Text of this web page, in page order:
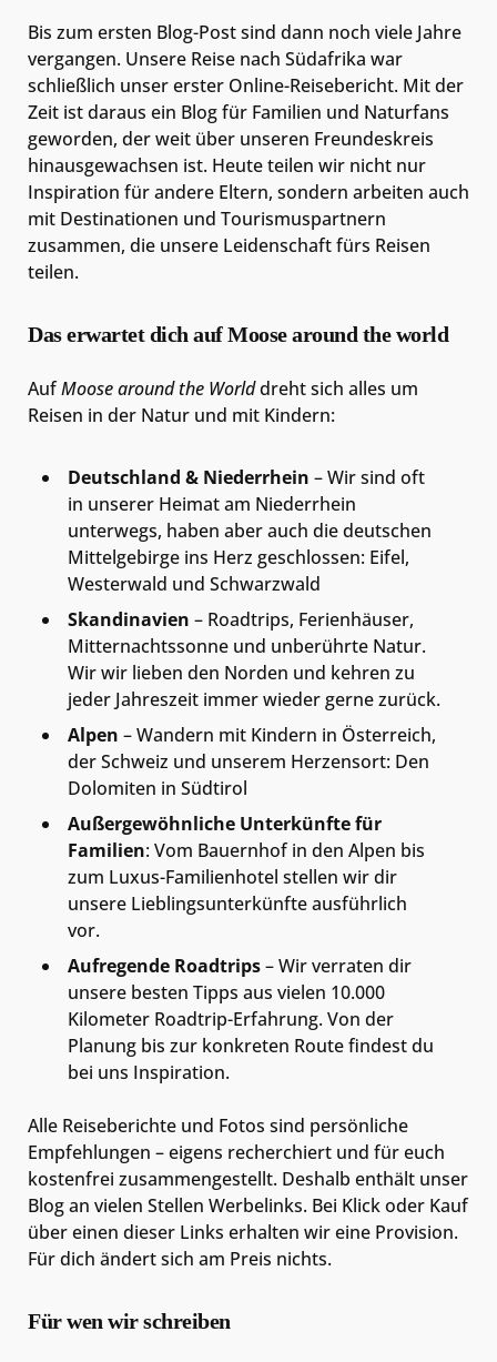
Bis zum ersten Blog-Post sind dann noch viele Jahre
vergangen. Unsere Reise nach Südafrika war
schließlich unser erster Online-Reisebericht. Mit der
Zeit ist daraus ein Blog für Familien und Naturfans
geworden, der weit über unseren Freundeskreis
hinausgewachsen ist. Heute teilen wir nicht nur
Inspiration für andere Eltern, sondern arbeiten auch
mit Destinationen und Tourismuspartnern
zusammen, die unsere Leidenschaft fürs Reisen
teilen.
Das erwartet dich auf Moose around the world
AufMoose around the Worlddreht sich alles um
Reisen in der Natur und mit Kindern:
Deutschland & Niederrhein – Wir sind oft
in unserer Heimat am Niederrhein
unterwegs, haben aber auch die deutschen
Mittelgebirge ins Herz geschlossen: Eifel,
Westerwald und Schwarzwald
Skandinavien – Roadtrips, Ferienhäuser,
Mitternachtssonne und unberührte Natur.
Wir wir lieben den Norden und kehren zu
jeder Jahreszeit immer wieder gerne zurück.
Alpen – Wandern mit Kindern in Österreich,
der Schweiz und unserem Herzensort: Den
Dolomiten in Südtirol
Außergewöhnliche Unterkünfte für
Familien: Vom Bauernhof in den Alpen bis
zum Luxus-Familienhotel stellen wir dir
unsere Lieblingsunterkünfte ausführlich
vor.
Aufregende Roadtrips– Wir verraten dir
unsere besten Tipps aus vielen 10.000
Kilometer Roadtrip-Erfahrung. Von der
Planung bis zur konkreten Route findest du
bei uns Inspiration.
Alle Reiseberichte und Fotos sind persönliche
Empfehlungen – eigens recherchiert und für euch
kostenfrei zusammengestellt. Deshalb enthält unser
Blog an vielen Stellen Werbelinks. Bei Klick oder Kauf
über einen dieser Links erhalten wir eine Provision.
Für dich ändert sich am Preis nichts.
Für wen wir schreiben